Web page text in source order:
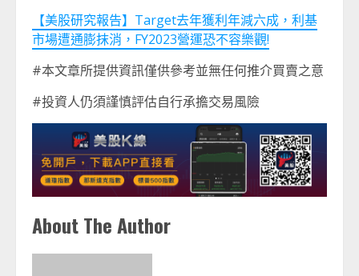
【美股研究報告】Target去年獲利年減六成，利基
市場遭通膨抹消，FY2023營運恐不容樂觀!
#本文章所提供資訊僅供參考並無任何推介買賣之意
#投資人仍須謹慎評估自行承擔交易風險
About The Author